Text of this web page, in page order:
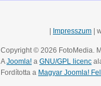
Impresszum |
Copyright © 2026 FotoMedia.
AJoomla! a GNU/GPL licenc
Fordította a Magyar Joomla!